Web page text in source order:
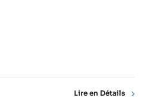
Lire en Détails